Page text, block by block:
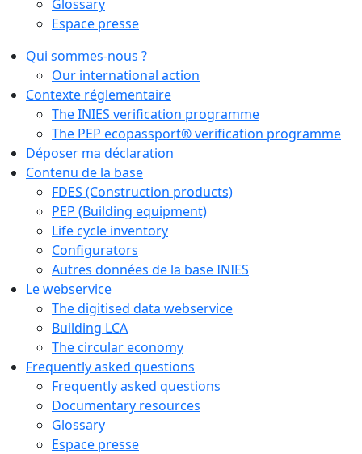
Glossary
Espace presse
Qui sommes-nous ?
Our international action
Contexte réglementaire
The INIES verification programme
The PEP ecopassport® verification programme
Déposer ma déclaration
Contenu de la base
FDES (Construction products)
PEP (Building equipment)
Life cycle inventory
Configurators
Autres données de la base INIES
Le webservice
The digitised data webservice
Building LCA
The circular economy
Frequently asked questions
Frequently asked questions
Documentary resources
Glossary
Espace presse